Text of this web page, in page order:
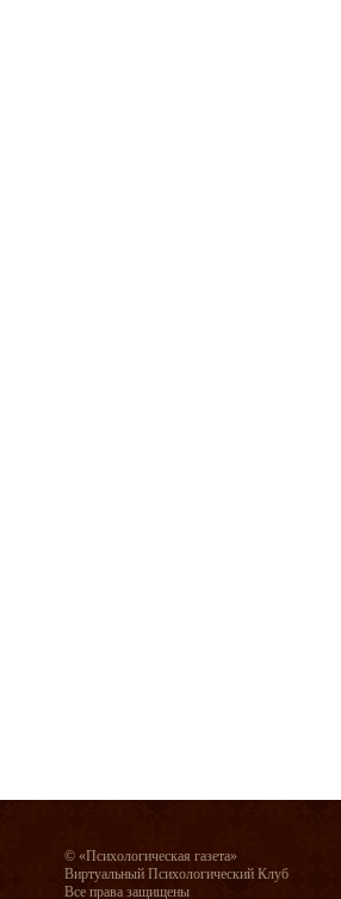
© «Психологическая газета»
Виртуальный Психологический Клуб
Все права защищены